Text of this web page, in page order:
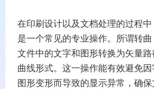
在印刷设计以及文档处理的过程中
是一个常见的专业操作。所谓转
文件中的文字和图形转换为矢量
曲线形式。这一操作能有效避免
图形变形而导致的显示异常，确